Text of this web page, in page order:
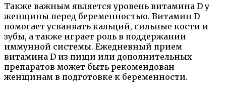
Также важным является уровень витамина D у
женщины перед беременностью. Витамин D
помогает усваивать кальций, сильные кости и
зубы, а также играет роль в поддержании
иммунной системы. Ежедневный прием
витамина D из пищи или дополнительных
препаратов может быть рекомендован
женщинам в подготовке к беременности.